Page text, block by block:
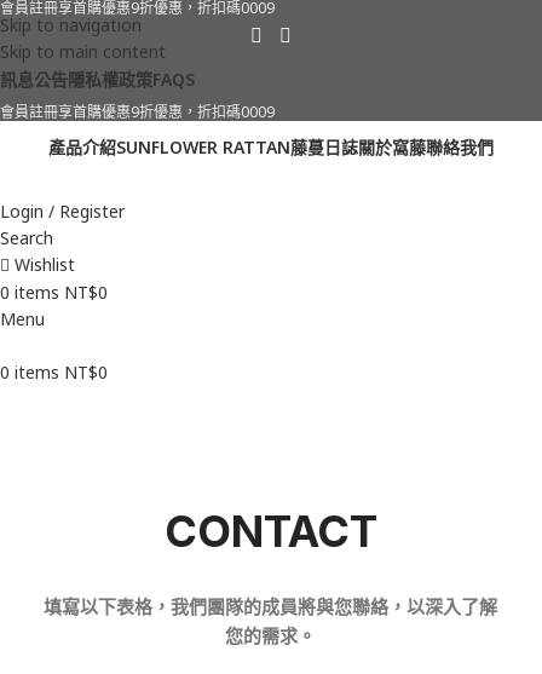
Skip to navigation
Skip to main content
會員註冊享首購優惠9折優惠，折扣碼0009
訊息公告隱私權政策FAQS
會員註冊享首購優惠9折優惠，折扣碼0009
產品介紹SUNFLOWER RATTAN藤蔓日誌關於窩藤聯絡我們
Login / Register
Search
Wishlist
0 items NT$0
Menu
0 items NT$0
CONTACT
填寫以下表格，我們團隊的成員將與您聯絡，以深入了解
您的需求。